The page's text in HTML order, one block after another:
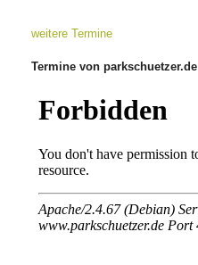
weitere Termine
Termine von parkschuetzer.de